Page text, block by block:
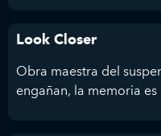
Look Closer
Obra maestra del
engañan, la memoria